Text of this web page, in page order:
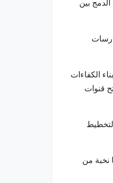
بين
الكفاءات
قنوات
نخبة من